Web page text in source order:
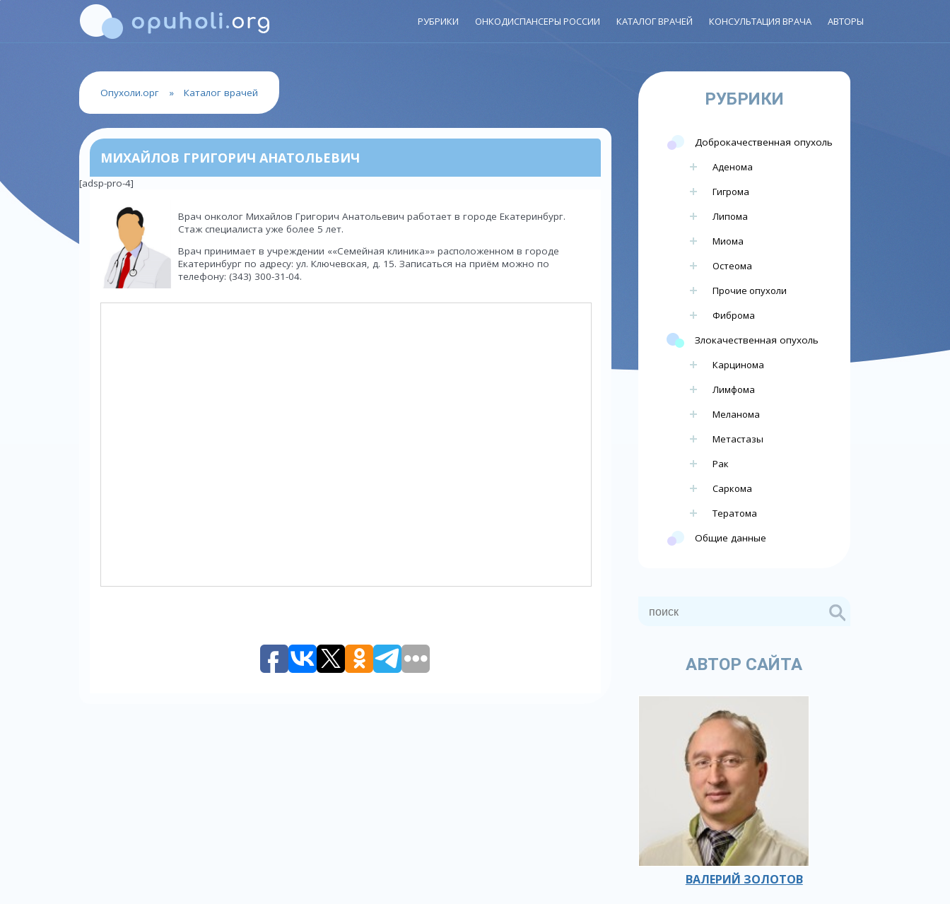
РУБРИКИ ОНКОДИСПАНСЕРЫ РОССИИ КАТАЛОГ ВРАЧЕЙ КОНСУЛЬТАЦИЯ ВРАЧА АВТОРЫ
Опухоли.орг » Каталог врачей
МИХАЙЛОВ ГРИГОРИЧ АНАТОЛЬЕВИЧ
[adsp-pro-4]
Врач онколог Михайлов Григорич Анатольевич работает в городе Екатеринбург.
Стаж специалиста уже более 5 лет.
Врач принимает в учреждении ««Семейная клиника»» расположенном в городе
Екатеринбург по адресу: ул. Ключевская, д. 15. Записаться на приём можно по
телефону: (343) 300-31-04.
РУБРИКИ
Доброкачественная опухоль
Аденома
Гигрома
Липома
Миома
Остеома
Прочие опухоли
Фиброма
Злокачественная опухоль
Карцинома
Лимфома
Меланома
Метастазы
Рак
Саркома
Тератома
Общие данные
АВТОР САЙТА
ВАЛЕРИЙ ЗОЛОТОВ